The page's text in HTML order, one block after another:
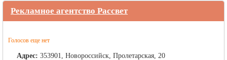
Рекламное агентство Рассвет
Голосов еще нет
Адрес: 353901, Новороссийск, Пролетарская, 20